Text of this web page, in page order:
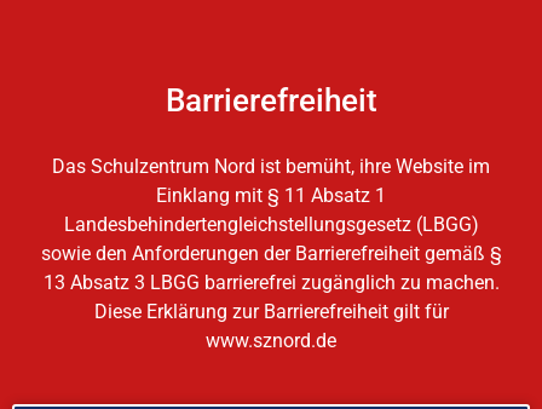
Barrierefreiheit
Das Schulzentrum Nord ist bemüht, ihre Website im
Einklang mit § 11 Absatz 1
Landesbehindertengleichstellungsgesetz (LBGG)
sowie den Anforderungen der Barrierefreiheit gemäß §
13 Absatz 3 LBGG barrierefrei zugänglich zu machen.
Diese Erklärung zur Barrierefreiheit gilt für
www.sznord.de